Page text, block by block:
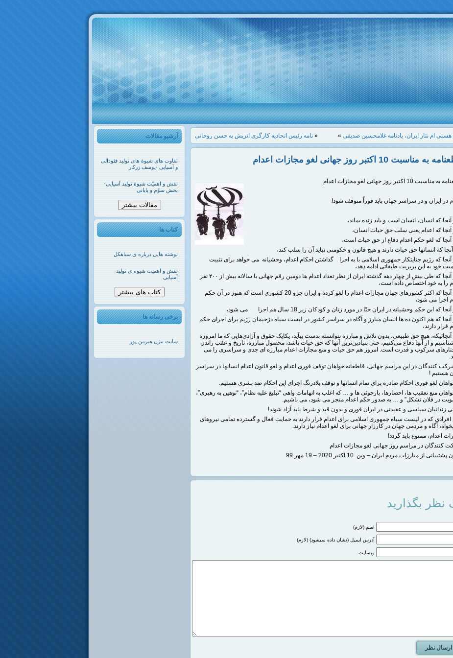
آرشیو مقالات
تفاوت های شیوۀ های تولید فئودالی
و آسیایی -یوسف زرکار
نقش و اهمیّت شیوۀ تولید آسیایی-
بخش سوّم و پایانی
مقالات بیشتر
کتاب ها
نوشته هایی درباره ی سیاهکل
نقش و اهمیت شیوه ی تولید
آسیایی
کتاب های بیشتر
برخی رسانه ها
سایت بیژن هیرمن پور
« نامه رئیس اتحادیه کارگری اتریش به حسن روحانی ام نثار ایران، یادنامه غلامحسین صدیقی »
به مناسبت 10 اکتبر روز جهانی لغو مجازات اعدام
10 اکتبر روز جهانی لغو مجازات اعدام
در ایران و در سراسر جهان باید فوراً متوقف شود!
آنجا که انسان، انسان است و باید زنده بماند،
آنجا که اعدام یعنی سلب حق حیات انسان،
آنجا که لغو حکم اعدام دفاع از حق حیات است،
آنجا که انسانها حق حیات دارند و هیچ قانون و حکومتی نباید آن را سلب کند،
آنجا که رژیم جنایتکار جمهوری اسلامی با به اجرا گذاشتن احکام اعدام، وحشیانه می خواهد برای تثبیت
خود به این بربریت طبقاتی ادامه دهد،
– از آنجا که طی بیش از چهار دهه گذشته ایران از نظر تعداد اعدام ها دومین رقم جهانی با سالانه بیش از ۲۰۰ نفر
را به خود اختصاص داده است،
– از آنجا که اکثر کشورهای جهان مجازات اعدام را لغو کرده و ایران جزو 20 کشوری است که هنوز در آن حکم
اجرا می شود،
که این حکم وحشیانه در ایران حتّا در مورد زنان و کودکان زیر 18 سال هم اجرا می شود،
آنجا که هم اکنون ده ها انسان مبارز و آگاه در سراسر کشور در لیست سیاه دژخیمان رژیم برای اجرای حکم
قرار دارند،
آنجائیکه، هیچ حق طبیعی، بدون تلاش و مبارزه نتوانسته بدست بیآید، یکایک حقوق و آزادی‌هایی که ما امروزه
و از آنها دفاع می‌کنیم، حتی بنیادین‌ترین آنها که حق حیات باشد، محصول مبارزه، تاریخ و عقب راندن
سرکوب و قدرت است. امروز هم حق حیات و منع مجازات اعدام مبارزه ای جدی و سراسری را می
کنندگان در این مراسم جهانی، قاطعانه خواهان توقف فوری اعدام و لغو قانون اعدام انسانها در سراسر
هستیم !
لغو فوری احکام صادره برای تمام انسانها و توقف بلادرنگ اجرای این احکام ضد بشری هستیم.
منع تعقیب ها، احضارها، بازجوئی ها و … که اغلب به اتهامات واهی “تبلیغ علیه نظام”، “توهین به رهبری”،
در فلان تشکل” و … به صدور حکم اعدام منجر می شود، می باشیم.
زندانیان سیاسی و عقیدتی در ایران فوری و بدون قید و شرط باید آزاد شوند!
افرادی که در لیست سیاه جمهوری اسلامی برای اعدام قرار دارند به حمایت فعال و گسترده تمامی نیروهای
آگاه و مردمی جهان در کارزار جهانی برای لغو اعدام نیاز دارند.
اعدام، ممنوع باید گردد!
کنندگان در مراسم روز جهانی لغو مجازات اعدام
از مبارزات مردم ایران – وین 10 اکتبر 2020 – 19 مهر 99
نظر بگذارید
اسم (لازم)
آدرس ایمیل (نشان داده نمیشود) (لازم)
وبسایت